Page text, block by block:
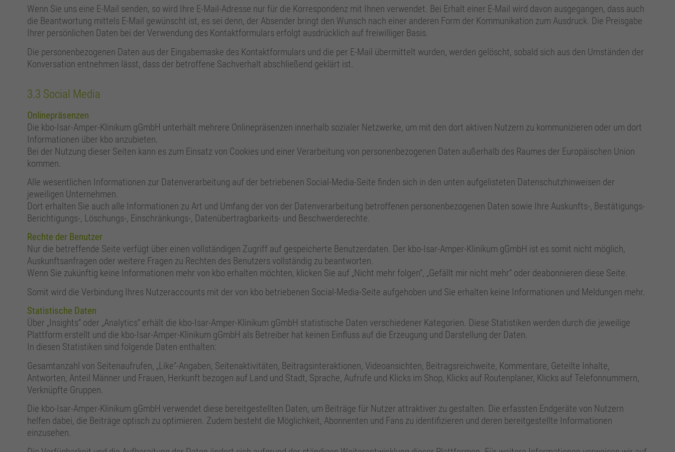
Wenn Sie uns eine E-Mail senden, so wird Ihre E-Mail-Adresse nur für die Korrespondenz mit Ihnen verwendet. Bei Erhalt einer E-Mail wird davon ausgegangen, dass auch
die Beantwortung mittels E-Mail gewünscht ist, es sei denn, der Absender bringt den Wunsch nach einer anderen Form der Kommunikation zum Ausdruck. Die Preisgabe
Ihrer persönlichen Daten bei der Verwendung des Kontaktformulars erfolgt ausdrücklich auf freiwilliger Basis.
Die personenbezogenen Daten aus der Eingabemaske des Kontaktformulars und die per E-Mail übermittelt wurden, werden gelöscht, sobald sich aus den Umständen der
Konversation entnehmen lässt, dass der betroffene Sachverhalt abschließend geklärt ist.
3.3 Social Media
Onlinepräsenzen
Die kbo-Isar-Amper-Klinikum gGmbH unterhält mehrere Onlinepräsenzen innerhalb sozialer Netzwerke, um mit den dort aktiven Nutzern zu kommunizieren oder um dort
Informationen über kbo anzubieten.
Bei der Nutzung dieser Seiten kann es zum Einsatz von Cookies und einer Verarbeitung von personenbezogenen Daten außerhalb des Raumes der Europäischen Union
kommen.
Alle wesentlichen Informationen zur Datenverarbeitung auf der betriebenen Social-Media-Seite finden sich in den unten aufgelisteten Datenschutzhinweisen der
jeweiligen Unternehmen.
Dort erhalten Sie auch alle Informationen zu Art und Umfang der von der Datenverarbeitung betroffenen personenbezogenen Daten sowie Ihre Auskunfts-, Bestätigungs-
Berichtigungs-, Löschungs-, Einschränkungs-, Datenübertragbarkeits- und Beschwerderechte.
Rechte der Benutzer
Nur die betreffende Seite verfügt über einen vollständigen Zugriff auf gespeicherte Benutzerdaten. Der kbo-Isar-Amper-Klinikum gGmbH ist es somit nicht möglich,
Auskunftsanfragen oder weitere Fragen zu Rechten des Benutzers vollständig zu beantworten.
Wenn Sie zukünftig keine Informationen mehr von kbo erhalten möchten, klicken Sie auf „Nicht mehr folgen“, „Gefällt mir nicht mehr“ oder deabonnieren diese Seite.
Somit wird die Verbindung Ihres Nutzeraccounts mit der von kbo betriebenen Social-Media-Seite aufgehoben und Sie erhalten keine Informationen und Meldungen mehr.
Statistische Daten
Über „Insights“ oder „Analytics“ erhält die kbo-Isar-Amper-Klinikum gGmbH statistische Daten verschiedener Kategorien. Diese Statistiken werden durch die jeweilige
Plattform erstellt und die kbo-Isar-Amper-Klinikum gGmbH als Betreiber hat keinen Einfluss auf die Erzeugung und Darstellung der Daten.
In diesen Statistiken sind folgende Daten enthalten:
Gesamtanzahl von Seitenaufrufen, „Like“-Angaben, Seitenaktivitäten, Beitragsinteraktionen, Videoansichten, Beitragsreichweite, Kommentare, Geteilte Inhalte,
Antworten, Anteil Männer und Frauen, Herkunft bezogen auf Land und Stadt, Sprache, Aufrufe und Klicks im Shop, Klicks auf Routenplaner, Klicks auf Telefonnummern,
Verknüpfte Gruppen.
Die kbo-Isar-Amper-Klinikum gGmbH verwendet diese bereitgestellten Daten, um Beiträge für Nutzer attraktiver zu gestalten. Die erfassten Endgeräte von Nutzern
helfen dabei, die Beiträge optisch zu optimieren. Zudem besteht die Möglichkeit, Abonnenten und Fans zu identifizieren und deren bereitgestellte Informationen
einzusehen.